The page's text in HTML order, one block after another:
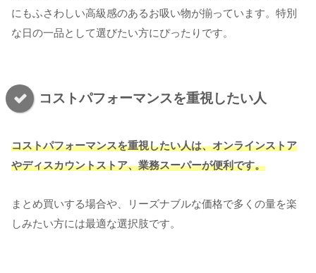
にもふさわしい高級感のあるお吸い物が揃っています。特別
な日の一品として選びたい方にぴったりです。
コストパフォーマンスを重視したい人
コストパフォーマンスを重視したい人は、オンラインストア
やディスカウントストア、業務スーパーが便利です。
まとめ買いする場合や、リーズナブルな価格で多くの量を楽
しみたい方には最適な選択肢です。